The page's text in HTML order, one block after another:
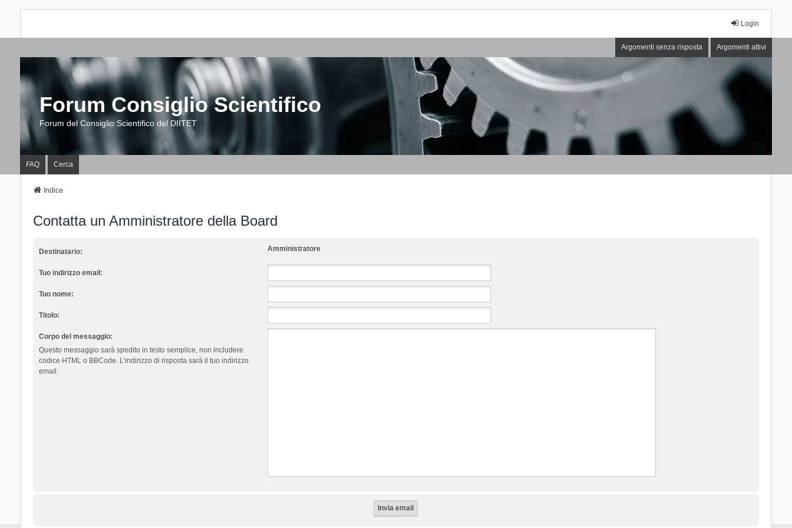
Login
Argomenti senza risposta Argomenti attivi
Forum Consiglio Scientifico
Forum del Consiglio Scientifico del DIITET
FAQ Cerca
Indice
Contatta un Amministratore della Board
Destinatario: Amministratore
Tuo indirizzo email:
Tuo nome:
Titolo:
Corpo del messaggio:
Questo messaggio sarà spedito in testo semplice, non includere
codice HTML o BBCode. L’indirizzo di risposta sarà il tuo indirizzo
email.